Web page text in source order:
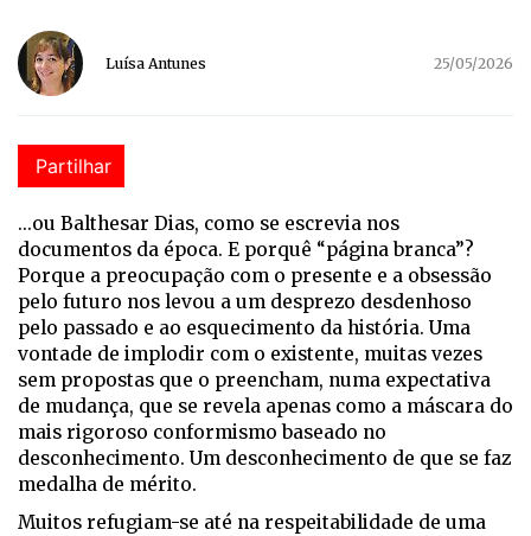
Luísa Antunes 25/05/2026
Partilhar
...ou Balthesar Dias, como se escrevia nos
documentos da época. E porquê “página branca”?
Porque a preocupação com o presente e a obsessão
pelo futuro nos levou a um desprezo desdenhoso
pelo passado e ao esquecimento da história. Uma
vontade de implodir com o existente, muitas vezes
sem propostas que o preencham, numa expectativa
de mudança, que se revela apenas como a máscara do
mais rigoroso conformismo baseado no
desconhecimento. Um desconhecimento de que se faz
medalha de mérito.
Muitos refugiam-se até na respeitabilidade de uma